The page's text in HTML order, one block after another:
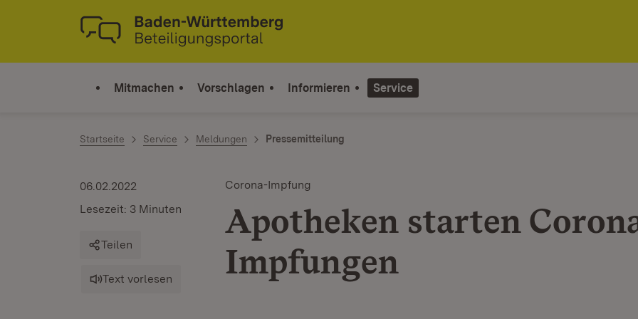
Zum Inhalt springen
Link zur Startseite
Mitmachen Vorschlagen Informieren Service
Startseite Service Meldungen Pressemitteilung
Corona-Impfung
Apotheken starten
Impfungen
06.02.2022
Lesezeit: 3 Minuten
Teilen
Text vorlesen